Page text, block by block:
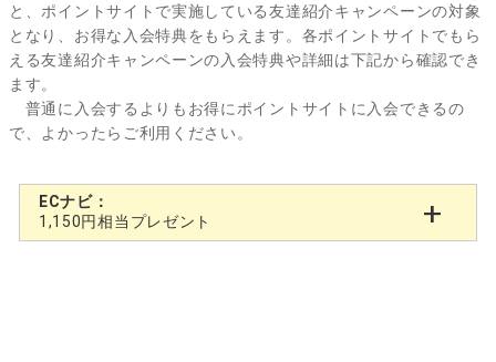
と、ポイントサイトで実施している友達紹介キャンペーンの対象
となり、お得な入会特典をもらえます。各ポイントサイトでもら
える友達紹介キャンペーンの入会特典や詳細は下記から確認でき
ます。
普通に入会するよりもお得にポイントサイトに入会できるの
で、よかったらご利用ください。
ECナビ：
1,150円相当プレゼント